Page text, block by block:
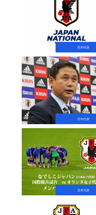
日本代表
日本代表
日本代表